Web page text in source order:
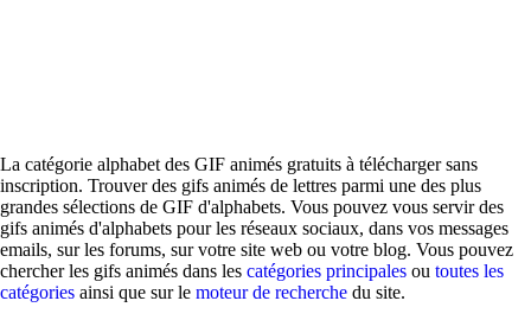
La catégorie alphabet des GIF animés gratuits à télécharger sans
inscription. Trouver des gifs animés de lettres parmi une des plus
grandes sélections de GIF d'alphabets. Vous pouvez vous servir des
gifs animés d'alphabets pour les réseaux sociaux, dans vos messages
emails, sur les forums, sur votre site web ou votre blog. Vous pouvez
chercher les gifs animés dans les catégories principales ou toutes les
catégories ainsi que sur le moteur de recherche du site.